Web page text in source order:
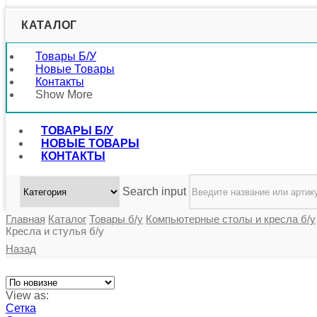
КАТАЛОГ
Товары Б/у
Новые Товары
Контакты
Show More
ТОВАРЫ Б/У
НОВЫЕ ТОВАРЫ
КОНТАКТЫ
Search input
Главная Каталог Товары б/у Компьютерные столы и кресла б/у
Кресла и стулья б/у
Назад
View as:
Сетка